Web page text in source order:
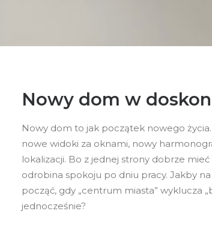
Nowy dom w
Nowy dom to jak początek nowego
nowe widoki za oknami, nowy
lokalizacji. Bo z jednej strony dobrze
odrobina spokoju po dniu pracy. Jakby
począć, gdy „centrum miasta” wyklucza
jednocześnie?